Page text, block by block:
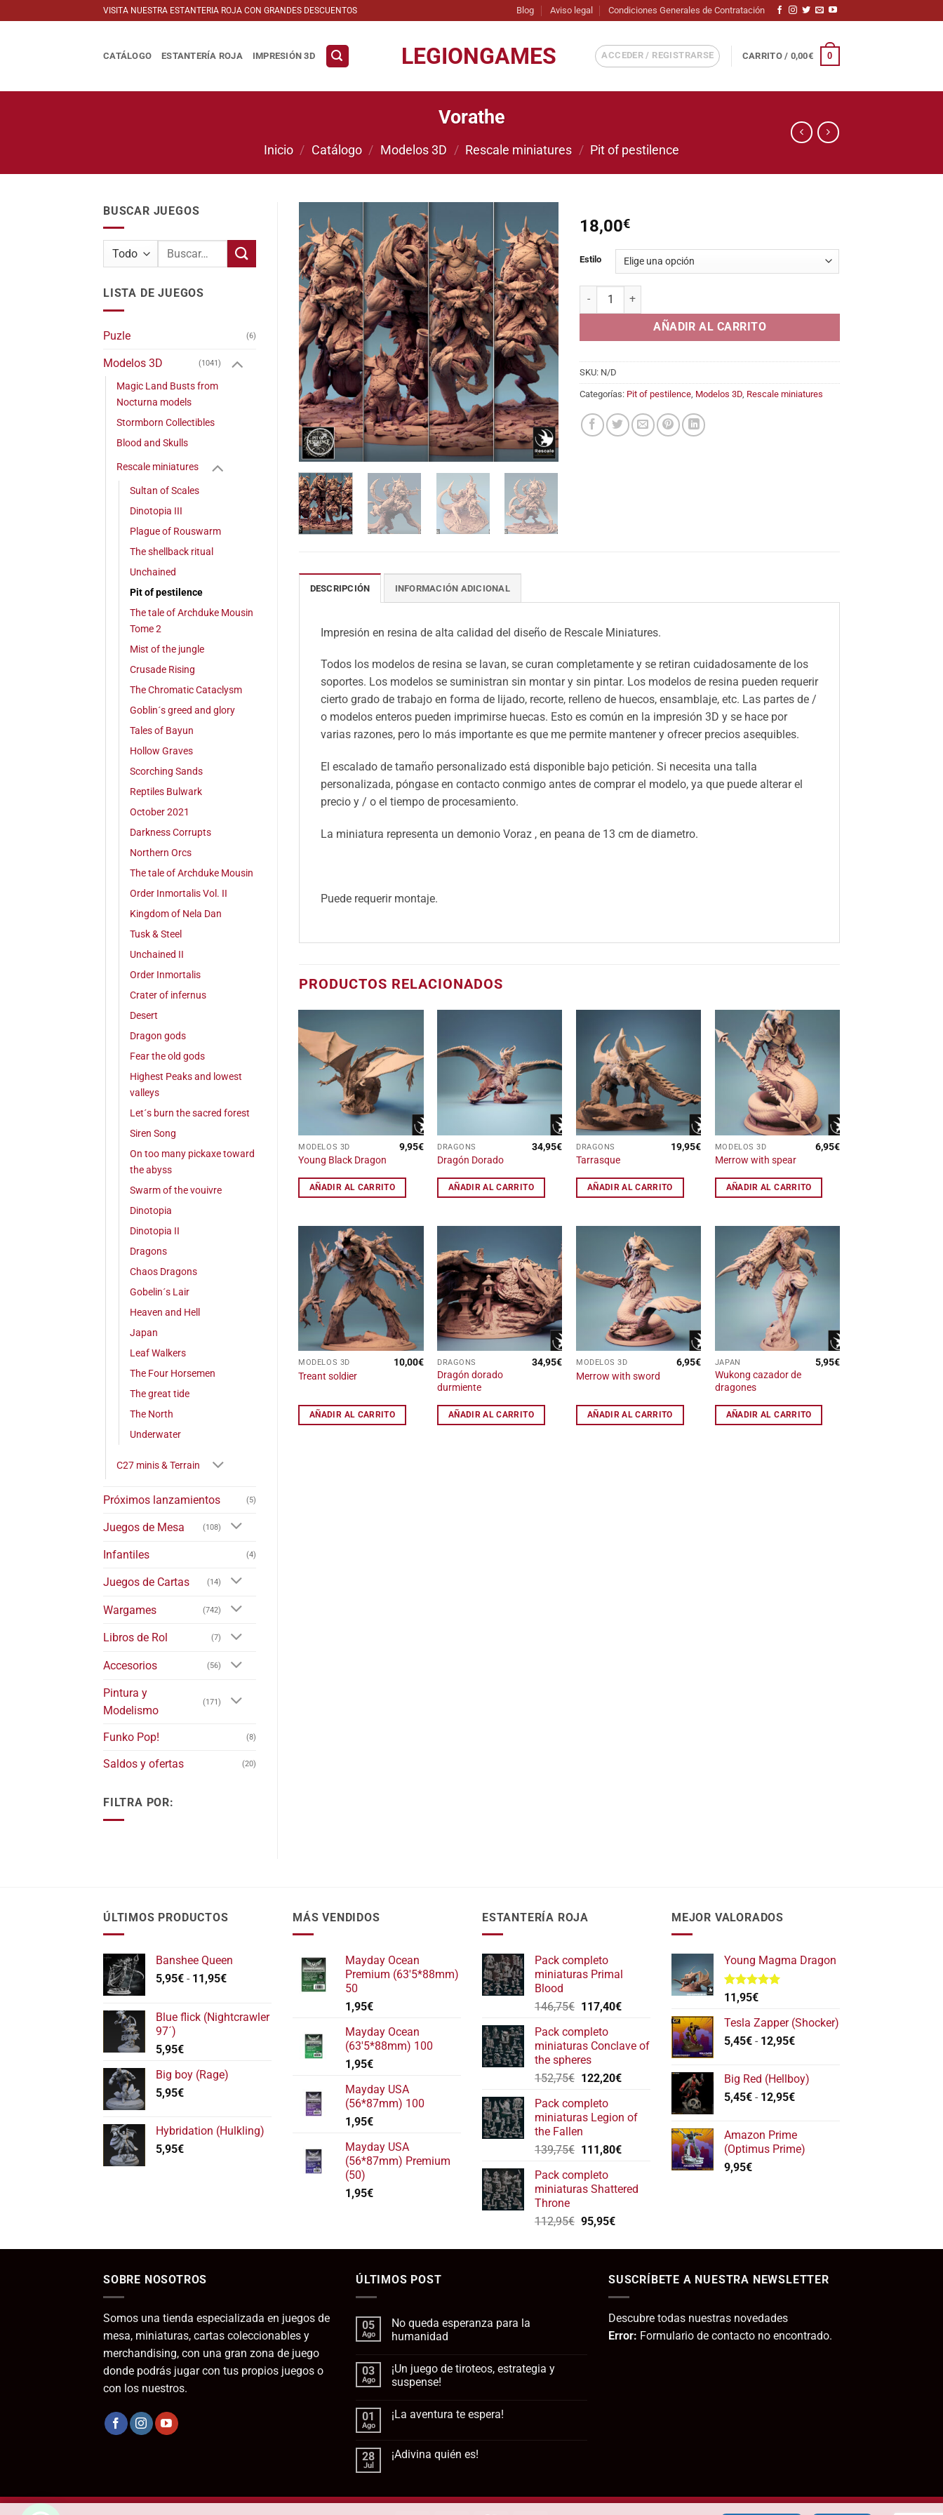
al
VISITA NUESTRA ESTANTERIA ROJA CON GRANDES DESCUENTOS Blog Aviso legal Condiciones Generales de Contratación
LEGIONGAMES
CATÁLOGO ESTANTERÍA ROJA IMPRESIÓN 3D ACCEDER / REGISTRARSE CARRITO / 0,00€ 0
Vorathe
Inicio / Catálogo / Modelos 3D / Rescale miniatures / Pit of pestilence
BUSCAR JUEGOS
Buscar
LISTA DE JUEGOS
Puzle (6)
Modelos 3D (1041)
Magic Land Busts from
Nocturna models
Stormborn Collectibles
Blood and Skulls
Rescale miniatures
Sultan of Scales
Dinotopia III
Plague of Rouswarm
The shellback ritual
Unchained
Pit of pestilence
The tale of Archduke Mousin
Tome 2
Mist of the jungle
Crusade Rising
The Chromatic Cataclysm
Goblin´s greed and glory
Tales of Bayun
Hollow Graves
Scorching Sands
Reptiles Bulwark
October 2021
Darkness Corrupts
Northern Orcs
The tale of Archduke Mousin
Order Inmortalis Vol. II
Kingdom of Nela Dan
Tusk & Steel
Unchained II
Order Inmortalis
Crater of infernus
Desert
Dragon gods
Fear the old gods
Highest Peaks and lowest
valleys
Let´s burn the sacred forest
Siren Song
On too many pickaxe toward
the abyss
Swarm of the vouivre
Dinotopia
Dinotopia II
Dragons
Chaos Dragons
Gobelin´s Lair
Heaven and Hell
Japan
Leaf Walkers
The Four Horsemen
The great tide
The North
Underwater
C27 minis & Terrain
Próximos lanzamientos (5)
Juegos de Mesa (108)
Infantiles (4)
Juegos de Cartas (14)
Wargames (742)
Libros de Rol (7)
Accesorios (56)
Pintura y
Modelismo
(171)
Funko Pop! (8)
Saldos y ofertas (20)
FILTRA POR:
Añadir
a la
lista de
deseos
18,00€
Estilo
Vorathe cantidad
AÑADIR AL CARRITO
SKU: N/D
Categorías: Pit of pestilence Modelos 3D Rescale miniatures
DESCRIPCIÓN INFORMACIÓN ADICIONAL
Impresión en resina de alta calidad del diseño de Rescale Miniatures.
Todos los modelos de resina se lavan, se curan completamente y se retiran cuidadosamente de los
soportes. Los modelos se suministran sin montar y sin pintar. Los modelos de resina pueden requerir
cierto grado de trabajo en forma de lijado, recorte, relleno de huecos, ensamblaje, etc. Las partes de /
o modelos enteros pueden imprimirse huecas. Esto es común en la impresión 3D y se hace por
varias razones, pero lo más importante es que me permite mantener y ofrecer precios asequibles.
El escalado de tamaño personalizado está disponible bajo petición. Si necesita una talla
personalizada, póngase en contacto conmigo antes de comprar el modelo, ya que puede alterar el
precio y / o el tiempo de procesamiento.
La miniatura representa un demonio Voraz , en peana de 13 cm de diametro.
Puede requerir montaje.
PRODUCTOS RELACIONADOS
Añadir
a la
lista
deseos
MODELOS 3D
Young Black Dragon
9,95€
AÑADIR AL CARRITO
a la
lista
DRAGONS
Dragón Dorado
34,95€
AÑADIR AL CARRITO
Añadir
deseos
DRAGONS
Tarrasque
19,95€
AÑADIR AL CARRITO
deseos
MODELOS 3D
Merrow with spear
6,95€
AÑADIR AL CARRITO
Añadir
a la
lista
deseos
MODELOS 3D
Treant soldier
10,00€
AÑADIR AL CARRITO
Añadir
a la
lista
de
deseos
DRAGONS
Dragón dorado
durmiente
34,95€
AÑADIR AL CARRITO
Añadir
de
deseos
MODELOS 3D
Merrow with sword
6,95€
AÑADIR AL CARRITO
Añadir
a la
lista
JAPAN
Wukong cazador de
dragones
5,95€
AÑADIR AL CARRITO
ÚLTIMOS PRODUCTOS
Banshee Queen
5,95€ - 11,95€Rango
desde
Blue flick (Nightcrawler
97´)
5,95€
Big boy (Rage)
5,95€
Hybridation (Hulkling)
5,95€
MÁS VENDIDOS
Mayday Ocean
Premium (63'5*88mm)
50
1,95€
Mayday Ocean
(63'5*88mm) 100
1,95€
Mayday USA
(56*87mm) 100
1,95€
Mayday USA
(56*87mm) Premium
(50)
1,95€
ESTANTERÍA ROJA
Pack completo
miniaturas Primal
Blood
146,75€ El
original
era:
146,75€.
117,40€El
es:
Pack completo
miniaturas Conclave of
the spheres
152,75€ El
original
era:
152,75€.
122,20€El
es:
Pack completo
miniaturas Legion of
the Fallen
139,75€ El
original
era:
111,80€El
es:
Pack completo
miniaturas Shattered
Throne
112,95€ El
original
112,95€.
95,95€El
actual
95,95€.
MEJOR VALORADOS
Young Magma Dragon
Valorado
con
de 5
11,95€
Tesla Zapper (Shocker)
5,45€ - 12,95€Rango
desde
5,45€
Big Red (Hellboy)
5,45€ - 12,95€Rango
desde
5,45€
Amazon Prime
(Optimus Prime)
9,95€
SOBRE NOSOTROS
Somos una tienda especializada en juegos de
mesa, miniaturas, cartas coleccionables y
merchandising, con una gran zona de juego
donde podrás jugar con tus propios juegos o
con los nuestros.
ÚLTIMOS POST
05
Ago
No queda esperanza para la
humanidad
comentarios
en
No
para
la
03
Ago
¡Un juego de tiroteos, estrategia y
suspense!
comentarios
en
de
tiroteos,
01
Ago
¡La aventura te espera!
en
28
Jul
¡Adivina quién es!
en
¡Adivina
SUSCRÍBETE A NUESTRA NEWSLETTER
Descubre todas nuestras novedades
Error: Formulario de contacto no encontrado.